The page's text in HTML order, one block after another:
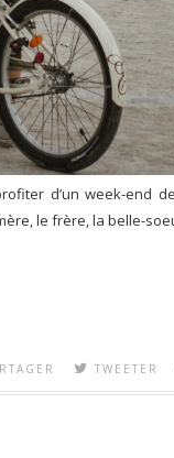
d’un week-end
le frère, la belle-
TWEETER